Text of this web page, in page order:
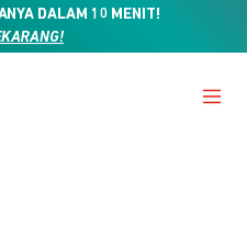
DALAM 10 MENIT!